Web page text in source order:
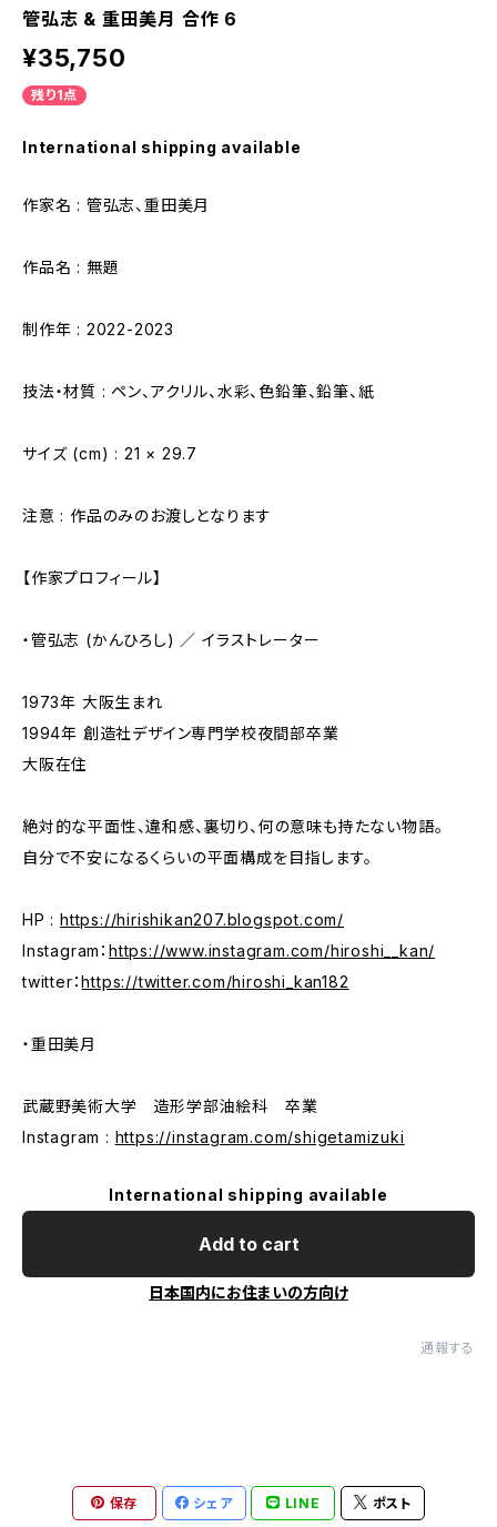
管弘志 & 重田美月 合作 6
¥35,750
残り1点
International shipping available
作家名 : 管弘志、重田美月
作品名 : 無題
制作年 : 2022-2023
技法・材質 : ペン、アクリル、水彩、色鉛筆、鉛筆、紙
サイズ (cm) : 21 × 29.7
注意 : 作品のみのお渡しとなります
【作家プロフィール】
・管弘志 (かんひろし) ／ イラストレーター
1973年 大阪生まれ
1994年 創造社デザイン専門学校夜間部卒業
大阪在住
絶対的な平面性、違和感、裏切り、何の意味も持たない物語。
自分で不安になるくらいの平面構成を目指します。
HP : https://hirishikan207.blogspot.com/
Instagram： https://www.instagram.com/hiroshi__kan/
twitter：https://twitter.com/hiroshi_kan182
・重田美月
武蔵野美術大学 造形学部油絵科 卒業
Instagram : https://instagram.com/shigetamizuki
International shipping available
Add to cart
日本国内にお住まいの方向け
通報する
保存 シェア LINE ポスト